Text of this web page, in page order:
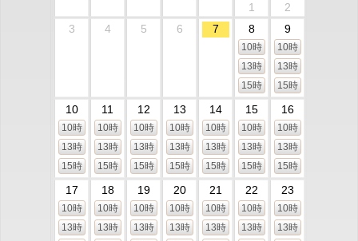
1
2
3
4 5 6 7 8
10時
13時
15時
9
10時
13時
15時
10
10時
13時
15時
11
10時
13時
15時
12
10時
13時
15時
13
10時
13時
15時
14
10時
13時
15時
15
10時
13時
15時
16
10時
13時
15時
17
10時
13時
18
10時
13時
19
10時
13時
20
10時
13時
21
10時
13時
22
10時
13時
23
10時
13時